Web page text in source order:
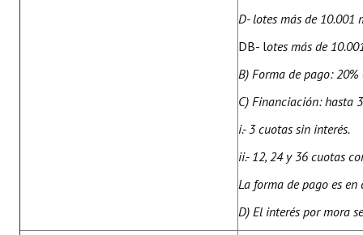
D- lotes más de 10.001
DB- lotes más de
B) Forma de pago:
C) Financiación: hasta
i.- 3 cuotas sin interés.
ii.- 12, 24 y 36 cuotas
La forma de pago es en
D) El interés por mora